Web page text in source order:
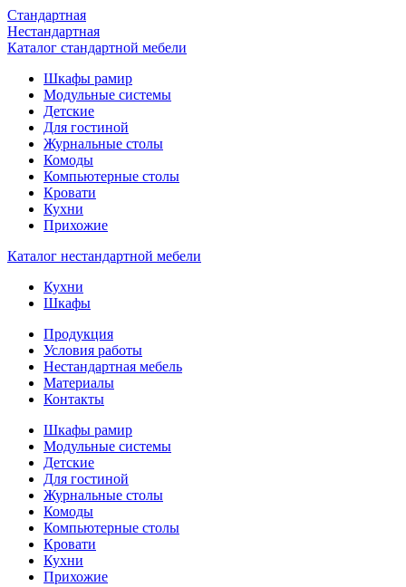
Стандартная
Нестандартная
Каталог стандартной мебели
Шкафы рамир
Модульные системы
Детские
Для гостиной
Журнальные столы
Комоды
Компьютерные столы
Кровати
Кухни
Прихожие
Каталог нестандартной мебели
Кухни
Шкафы
Продукция
Условия работы
Нестандартная мебель
Материалы
Контакты
Шкафы рамир
Модульные системы
Детские
Для гостиной
Журнальные столы
Комоды
Компьютерные столы
Кровати
Кухни
Прихожие